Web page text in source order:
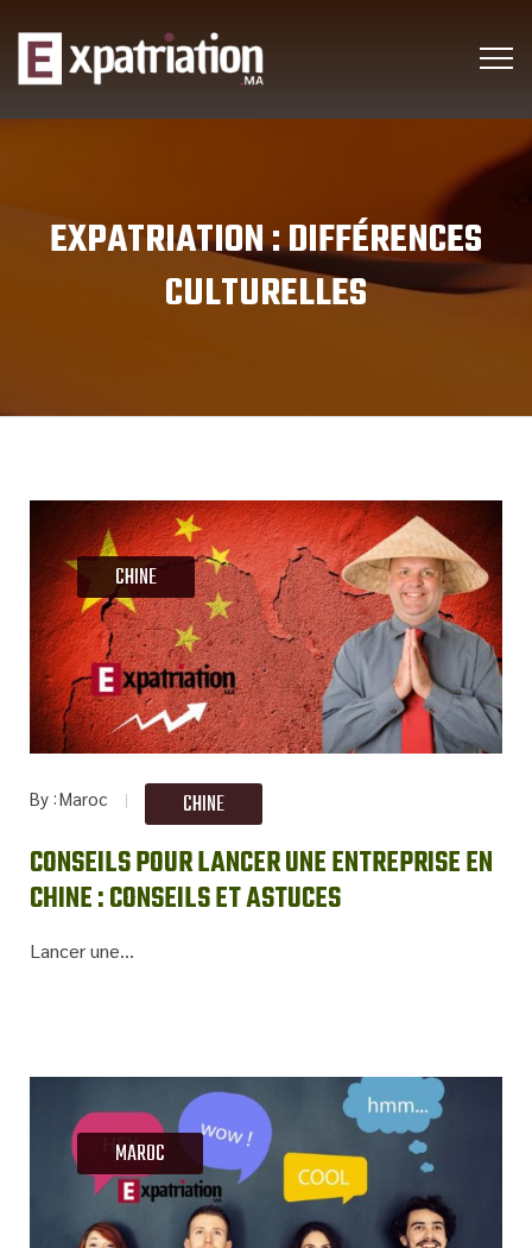
EXPATRIATION :DIFFÉRENCES
CULTURELLES
CHINE
By Maroc CHINE
CONSEILS POUR LANCER UNE ENTREPRISE EN
CHINE : CONSEILS ET ASTUCES
Lancer une...
MAROC